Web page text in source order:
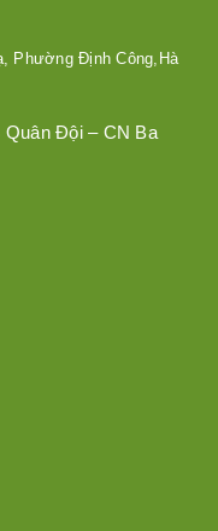
Phường Định Công,Hà
Quân Đội – CN Ba